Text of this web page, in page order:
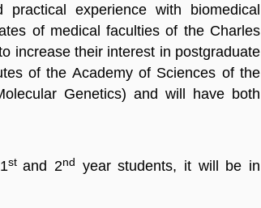
experience with biomedical
of medical faculties of the Charles
increase their interest in postgraduate
of the Academy of Sciences of the
Genetics) and will have both
st and 2nd
year students, it will be in